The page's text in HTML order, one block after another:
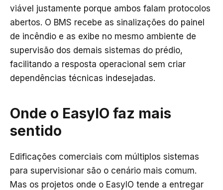
viável justamente porque ambos falam protocolos
abertos. O BMS recebe as sinalizações do painel
de incêndio e as exibe no mesmo ambiente de
supervisão dos demais sistemas do prédio,
facilitando a resposta operacional sem criar
dependências técnicas indesejadas.
Onde o EasyIO faz mais
sentido
Edificações comerciais com múltiplos sistemas
para supervisionar são o cenário mais comum.
Mas os projetos onde o EasyIO tende a entregar